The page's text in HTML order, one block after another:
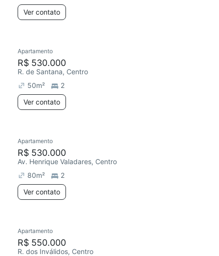
Ver contato
Apartamento
R$ 530.000
R. de Santana, Centro
50m²
2
Ver contato
Apartamento
R$ 530.000
Av. Henrique Valadares, Centro
80m²
2
Ver contato
Apartamento
R$ 550.000
R. dos Inválidos, Centro